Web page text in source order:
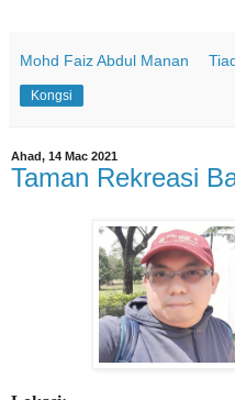
Mohd Faiz Abdul Manan
Kongsi
Ahad, 14 Mac 2021
Taman Rekreasi